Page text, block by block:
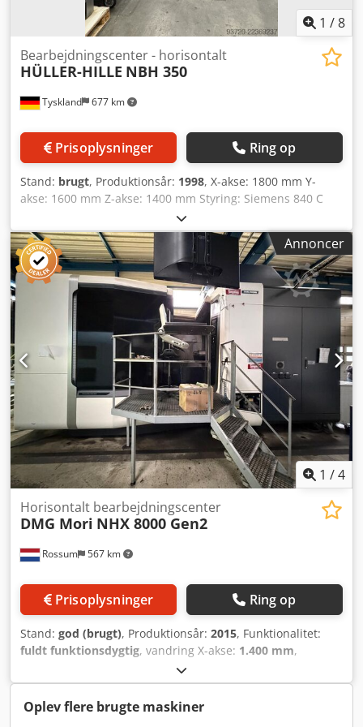
1 /8
Tyskland 677 km
Bearbejdningscenter - horisontalt
HÜLLER-HILLE NBH 350
Prisoplysninger Ring op
Stand: brugt, Produktionsår: 1998, X-akse: 1800 mm Y-
akse: 1600 mm Z-akse: 1400 mm Styring: Siemens 840 C
CNC-horisontalbearbejdningscenter Hüller - Hille NBH 350
Byggeår: 1998 Styring: Siemens 840 C Slaglængder:
Crjdozmy Tzopfx Akqef X: 1800 mm Y: 1600 mm Z: 1400
mm - Bordet er tilpasset til en belastning på 5 ton. + Flere
spændeanordninger og værktøjer (som ses på billederne).
Annoncer
1 /4
Rossum 567 km
Horisontalt bearbejdningscenter
DMG Mori NHX 8000 Gen2
Prisoplysninger Ring op
Stand: god (brugt), Produktionsår: 2015, Funktionalitet:
fuldt funktionsdygtig, vandring X-akse: 1.400 mm,
1.200 mm
1.350 mm, emne vægt (maks.):3.000 kg, spindelhastighed
(maks.):15.000 o/min, kølevæskeforsyning:
værktøjets vægt:
27.000 g
Oplev flere brugte maskiner